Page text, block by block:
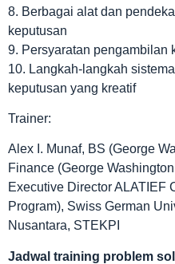
8. Berbagai alat dan
keputusan
9. Persyaratan pengambilan
10. Langkah-langkah
keputusan yang kreatif
Trainer:
Alex I. Munaf, BS (George
Finance (George
Executive Director ALATIEF
Program), Swiss German
Nusantara, STEKPI
Jadwal training problem